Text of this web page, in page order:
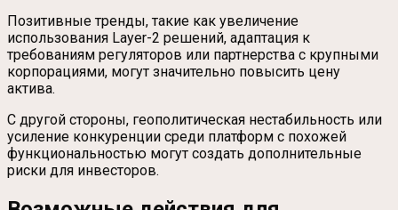
Позитивные тренды, такие как увеличение
использования Layer-2 решений, адаптация к
требованиям регуляторов или партнерства с крупными
корпорациями, могут значительно повысить цену
актива.
С другой стороны, геополитическая нестабильность или
усиление конкуренции среди платформ с похожей
функциональностью могут создать дополнительные
риски для инвесторов.